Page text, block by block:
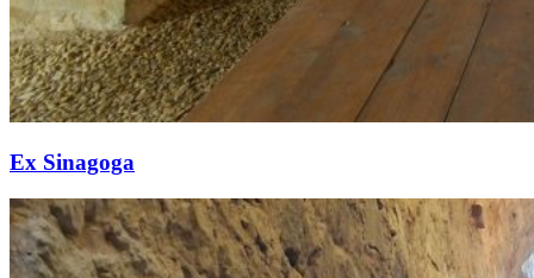
Ex Sinagoga